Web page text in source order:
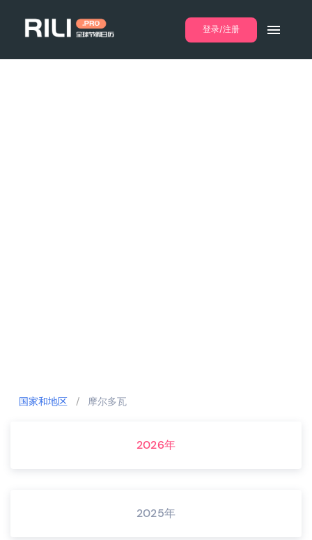
登录/注册
国家和地区 / 摩尔多瓦
2026年
2025年